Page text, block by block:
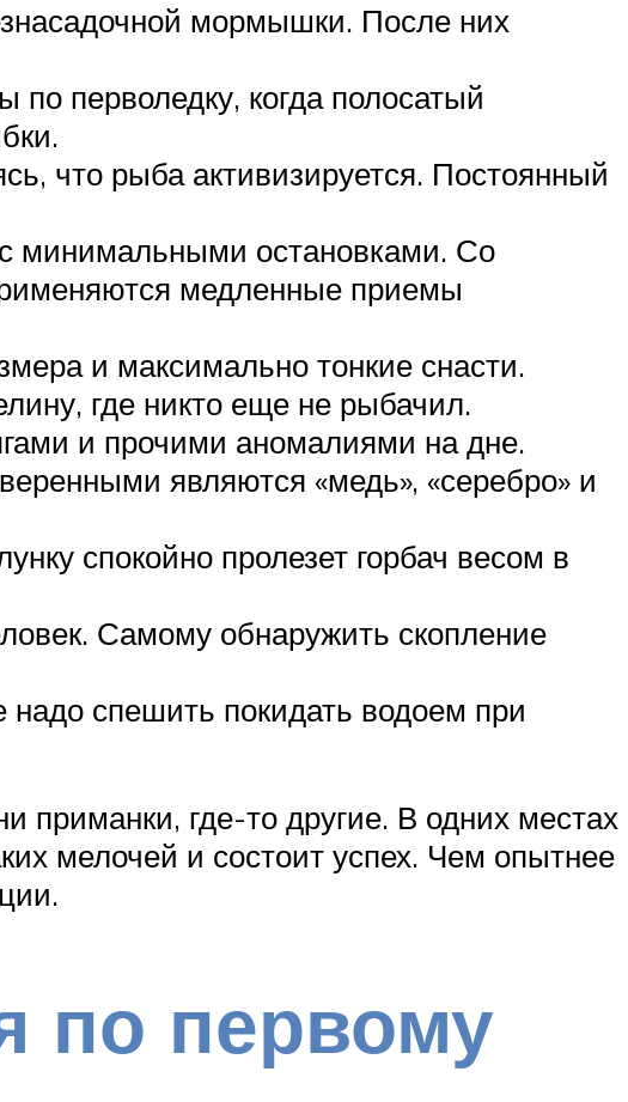
мормышки. После них
перволедку, когда полосатый
что рыба активизируется. Постоянный
минимальными остановками. Со
медленные приемы
и максимально тонкие снасти.
где никто еще не рыбачил.
и прочими аномалиями на дне.
являются «медь», «серебро» и
спокойно пролезет горбач весом в
Самому обнаружить скопление
надо спешить покидать водоем при
где-то другие. В одних местах
мелочей и состоит успех. Чем опытнее
по первому